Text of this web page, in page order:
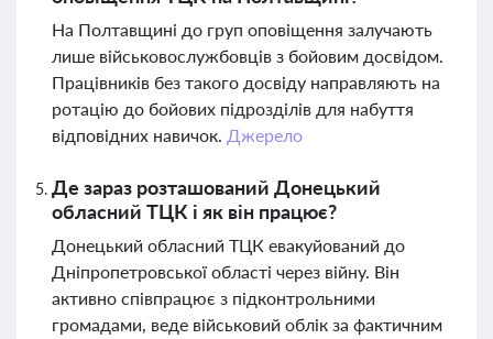
На Полтавщині до груп оповіщення залучають
лише військовослужбовців з бойовим досвідом.
Працівників без такого досвіду направляють на
ротацію до бойових підрозділів для набуття
відповідних навичок. Джерело
Де зараз розташований Донецький
обласний ТЦК і як він працює?
Донецький обласний ТЦК евакуйований до
Дніпропетровської області через війну. Він
активно співпрацює з підконтрольними
громадами, веде військовий облік за фактичним